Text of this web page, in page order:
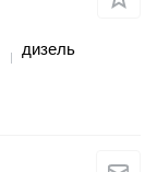
дизель